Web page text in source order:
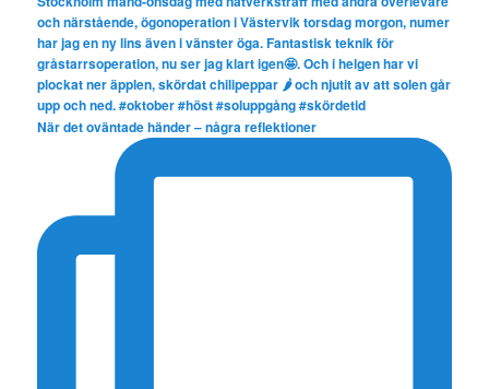
När det oväntade händer – några reflektioner